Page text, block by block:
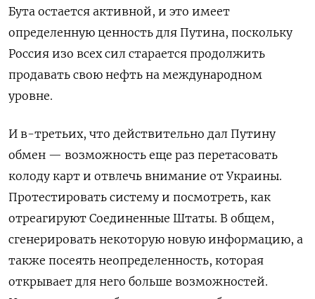
Бута остается активной, и это имеет
определенную ценность для Путина, поскольку
Россия изо всех сил старается продолжить
продавать свою нефть на международном
уровне.
И в-третьих, что действительно дал Путину
обмен — возможность еще раз перетасовать
колоду карт и отвлечь внимание от Украины.
Протестировать систему и посмотреть, как
отреагируют Соединенные Штаты. В общем,
сгенерировать некоторую новую информацию, а
также посеять неопределенность, которая
открывает для него больше возможностей.